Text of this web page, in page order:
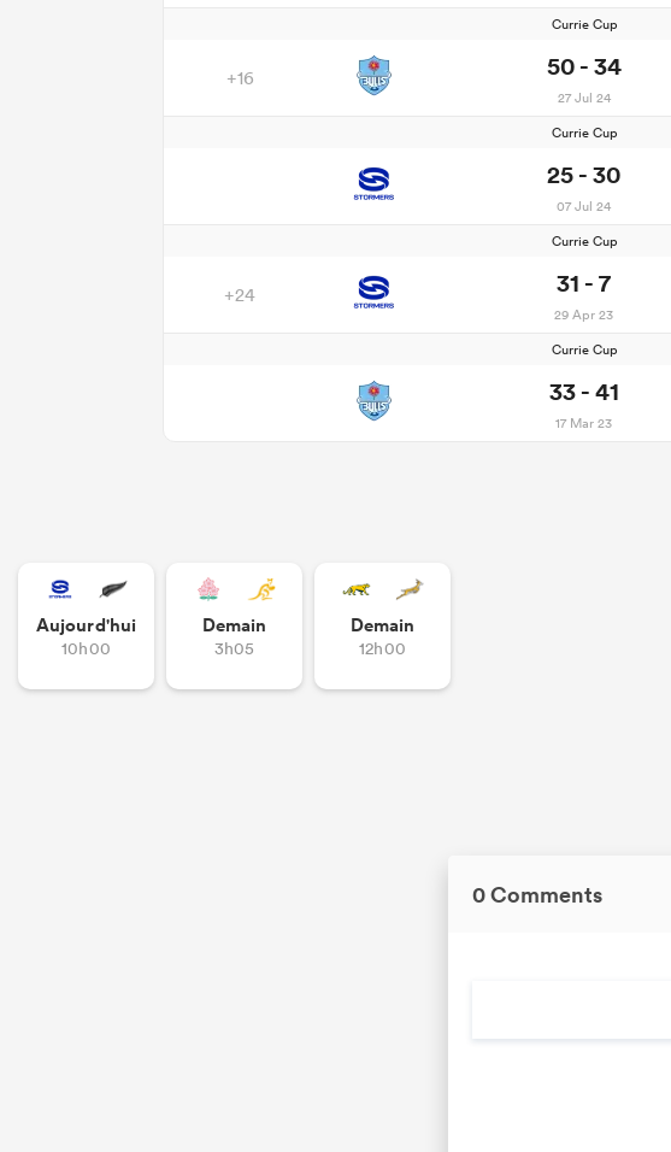
Currie Cup
+16 50 - 34
27 Jul 24
Currie Cup
25 - 30
07 Jul 24
Currie Cup
+24 31 - 7
29 Apr 23
Currie Cup
33 - 41
17 Mar 23
Aujourd'hui
10h00
Demain
3h05
Demain
12h00
0 Comments